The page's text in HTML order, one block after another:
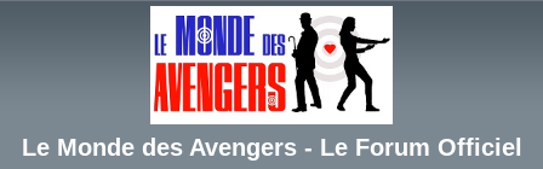
Le Monde des Avengers - Le Forum Officiel